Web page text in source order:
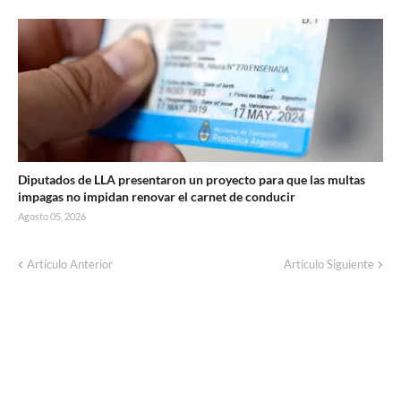
Diputados de LLA presentaron un proyecto para que las multas
impagas no impidan renovar el carnet de conducir
Agosto 05, 2026
Artículo Anterior Artículo Siguiente
Corte de energía programado para este